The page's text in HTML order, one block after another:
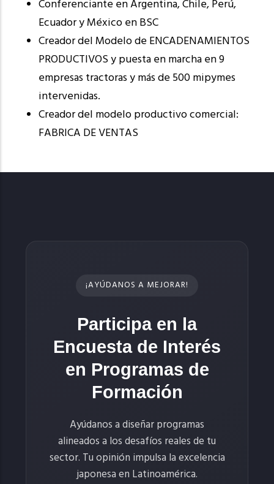
Conferenciante en Argentina, Chile, Perú,
Ecuador y México en BSC
Creador del Modelo de ENCADENAMIENTOS
PRODUCTIVOS y puesta en marcha en 9
empresas tractoras y más de 500 mipymes
intervenidas.
Creador del modelo productivo comercial:
FABRICA DE VENTAS
¡AYÚDANOS A MEJORAR!
Participa en la
Encuesta de Interés
en Programas de
Formación
Ayúdanos a diseñar programas
alineados a los desafíos reales de tu
sector. Tu opinión impulsa la excelencia
japonesa en Latinoamérica.